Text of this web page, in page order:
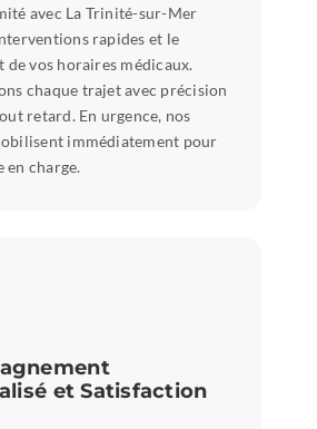
avec La Trinité-sur-Mer
rapides et le
de vos horaires médicaux.
chaque trajet avec précision
retard. En urgence, nos
immédiatement pour
en charge.
et Satisfaction